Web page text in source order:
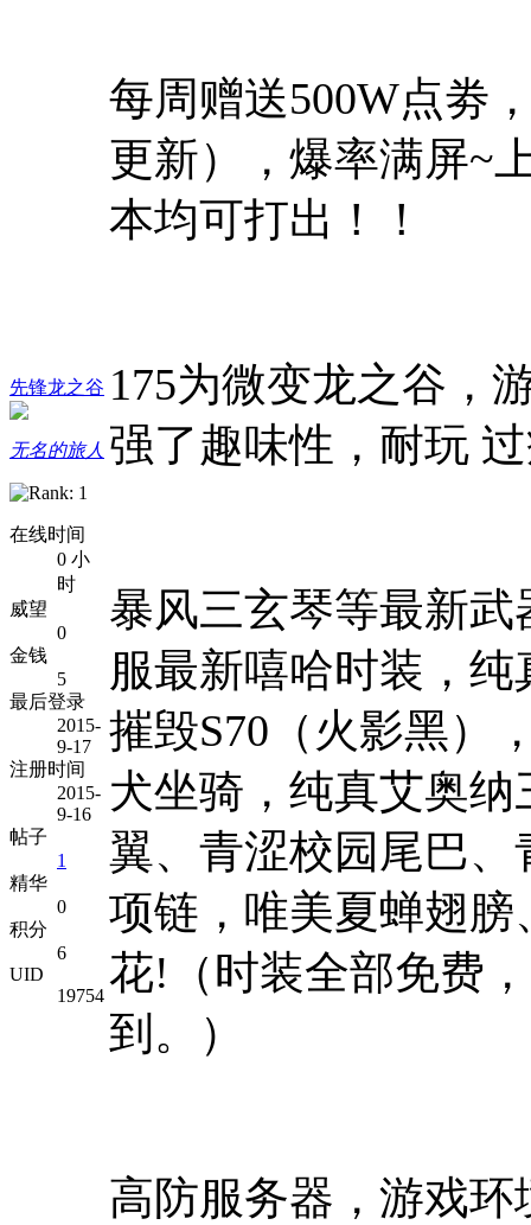
先锋龙之谷
无名的旅人
在线时间
0 小
时
威望
0
金钱
5
最后登录
2015-
9-17
注册时间
2015-
9-16
帖子
1
精华
0
积分
6
UID
19754
每周赠送500W点劵
更新），爆率满屏~
本均可打出！！
175为微变龙之谷，
强了趣味性，耐玩
暴风三玄琴等最新
服最新嘻哈时装，
摧毁S70（火影黑）
犬坐骑，纯真艾奥
翼、青涩校园尾巴
项链，唯美夏蝉翅
花!（时装全部免费
到。）
高防服务器，游戏